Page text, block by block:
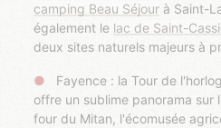
camping Beau Séjour à Saint-
également le lac de Saint-
deux sites naturels majeurs à
Fayence : la Tour de
offre un sublime panorama sur
four du Mitan, l'écomusée